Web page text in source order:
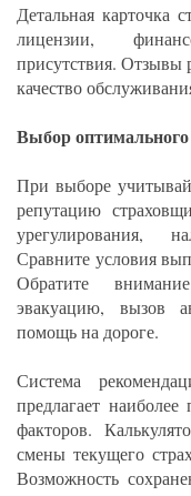
Детальная карточка
лицензии,
присутствия. Отзывы
качество
Выбор
При выборе
репутацию
урегулирования,
Сравните условия
Обратите
эвакуацию, вызов
помощь на дороге.
Система
предлагает
факторов.
смены текущего
Возможность